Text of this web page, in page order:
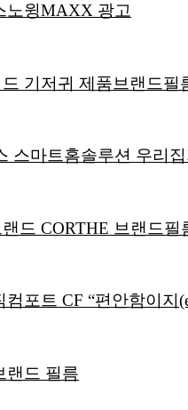
노윙MAXX 광고
기저귀 제품브랜드필
스마트홈솔루션 우리
드 CORTHE 브랜드필
포트 CF “편안함이지
랜드 필름